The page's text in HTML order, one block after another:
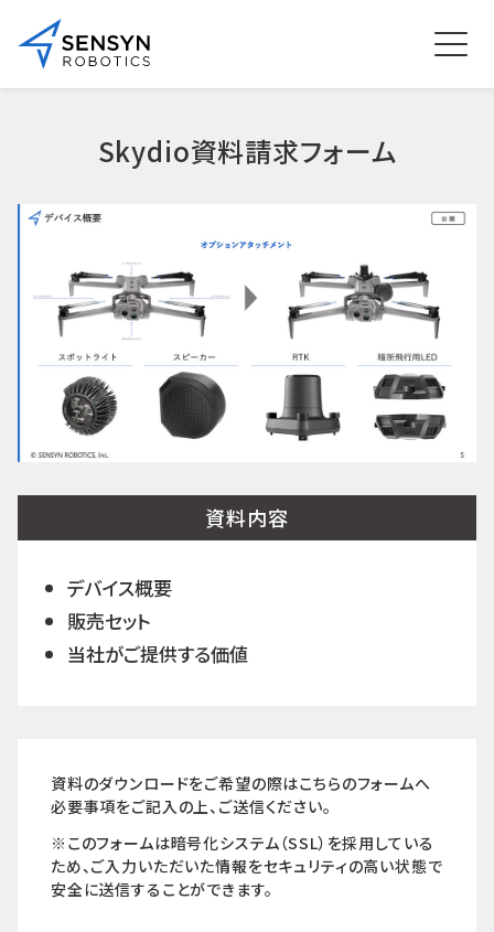
Skydio資料請求フォーム
資料内容
デバイス概要
販売セット
当社がご提供する価値
資料のダウンロードをご希望の際はこちらのフォームへ
必要事項をご記入の上、ご送信ください。
※このフォームは暗号化システム（SSL）を採用している
ため、ご入力いただいた情報をセキュリティの高い状態で
安全に送信することができます。